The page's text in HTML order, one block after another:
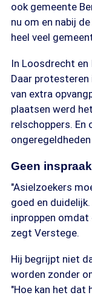
ook gemeente
nu om en nabij
heel veel
In Loosdrecht en
Daar
van extra
plaatsen werd
relschoppers. En
Geen inspraak
"Asielzoekers
goed en
inproppen omdat
zegt Verstege.
Hij begrijpt niet
worden zonder
"Hoe kan het dat